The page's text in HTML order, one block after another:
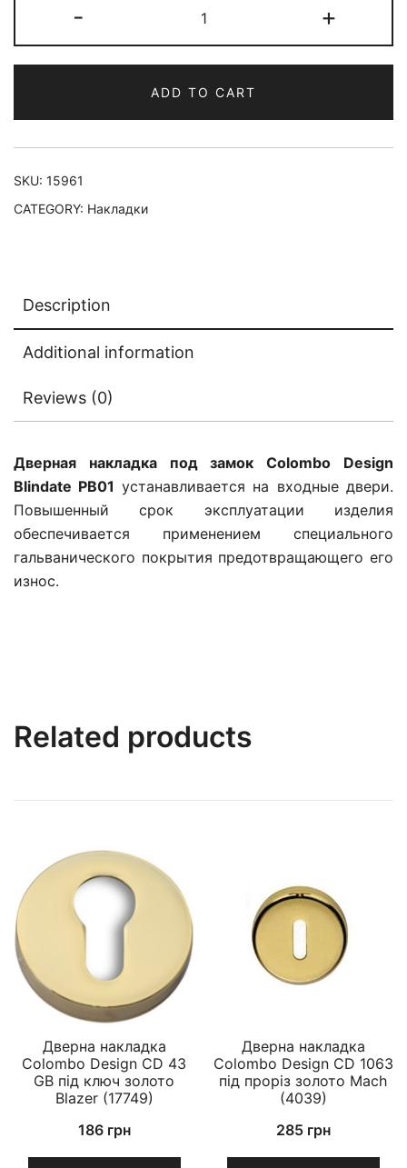
- +
ADD TO CART
SKU: 15961
CATEGORY: Накладки
Description
Additional information
Reviews (0)
Дверная накладка под замок Colombo Design
Blindate PB01 устанавливается на входные двери.
Повышенный срок эксплуатации изделия
обеспечивается применением специального
гальванического покрытия предотвращающего его
износ.
Related products
Дверна накладка
Colombo Design CD 43
GB під ключ золото
Blazer (17749)
186 грн
Дверна накладка
Colombo Design CD 1063
під проріз золото Mach
(4039)
285 грн